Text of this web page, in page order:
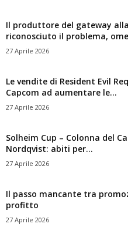
Il produttore del gateway
riconosciuto il problema,
27 Aprile 2026
Le vendite di Resident Evil
Capcom ad aumentare le...
27 Aprile 2026
Solheim Cup – Colonna del
Nordqvist: abiti per...
27 Aprile 2026
Il passo mancante tra
profitto
27 Aprile 2026